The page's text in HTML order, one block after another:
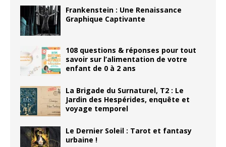
Frankenstein : Une Renaissance
Graphique Captivante
108 questions & réponses pour tout
savoir sur l’alimentation de votre
enfant de 0 à 2 ans
La Brigade du Surnaturel, T2 : Le
Jardin des Hespérides, enquête et
voyage temporel
Le Dernier Soleil : Tarot et fantasy
urbaine !